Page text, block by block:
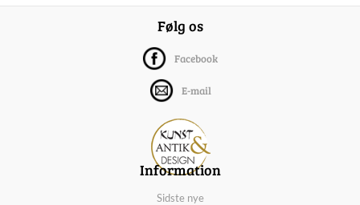
Følg os
Facebook
E-mail
Information
Sidste nye